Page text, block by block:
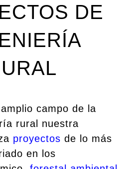
DE
campo de la
rural nuestra
proyectos de lo más
en los